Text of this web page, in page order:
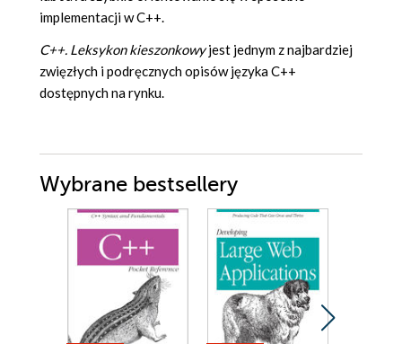
implementacji w C++.
C++. Leksykon kieszonkowyjest jednym z najbardziej
zwięzłych i podręcznych opisów języka C++
dostępnych na rynku.
Wybrane bestsellery